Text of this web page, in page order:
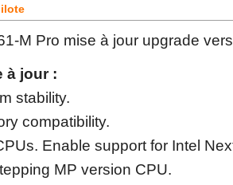
M Pro mise à jour upgrade
à jour :
stability.
compatibility.
Enable support for Intel
MP version CPU.